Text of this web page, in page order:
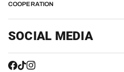
COOPERATION
SOCIAL MEDIA